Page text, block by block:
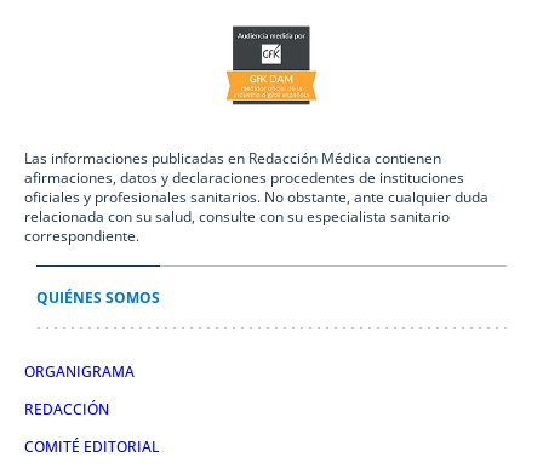
Las informaciones publicadas en Redacción Médica contienen
afirmaciones, datos y declaraciones procedentes de instituciones
oficiales y profesionales sanitarios. No obstante, ante cualquier duda
relacionada con su salud, consulte con su especialista sanitario
correspondiente.
QUIÉNES SOMOS
ORGANIGRAMA
REDACCIÓN
COMITÉ EDITORIAL